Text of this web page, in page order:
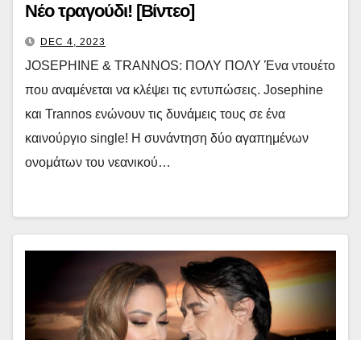
Νέο τραγούδι! [Βίντεο]
DEC 4, 2023
JOSEPHINE & TRANNOS: ΠΟΛΥ ΠΟΛΥ Ένα ντουέτο
που αναμένεται να κλέψει τις εντυπώσεις. Josephine
και Trannos ενώνουν τις δυνάμεις τους σε ένα
καινούργιο single! Η συνάντηση δύο αγαπημένων
ονομάτων του νεανικού…